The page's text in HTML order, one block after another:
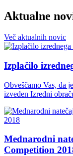
Aktualne
Več aktualnih novic
Izplačilo
Obveščamo Vas, da
izveden Izredni
Mednarodni
Competition